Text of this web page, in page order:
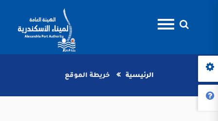
الرئيسية خريطة الموقع